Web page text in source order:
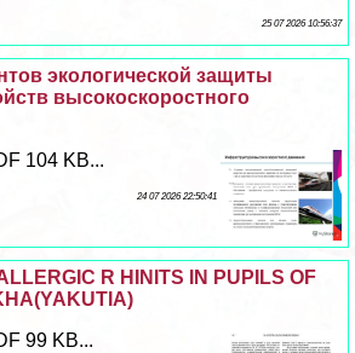
25 07 2026 10:56:37
экологической защиты
высокоскоростного
104 KB...
24 07 2026 22:50:41
R HINITS IN PUPILS OF
99 KB...